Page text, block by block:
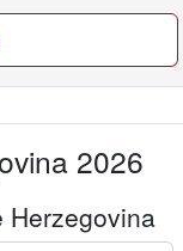
2026
Herzegovina